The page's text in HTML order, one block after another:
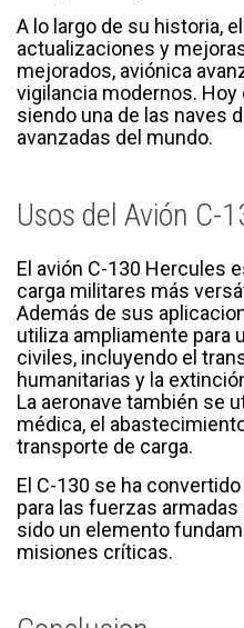
A lo largo de su historia,
actualizaciones y
mejorados, aviónica
vigilancia modernos. Hoy
siendo una de las naves
avanzadas del mundo.
Usos del Avión C-
El avión C-130 Hercules
carga militares más
Además de sus
utiliza ampliamente para
civiles, incluyendo el
humanitarias y la
La aeronave también se
médica, el
transporte de carga.
El C-130 se ha
para las fuerzas
sido un elemento
misiones críticas.